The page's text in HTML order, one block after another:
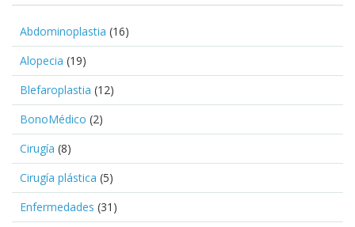
Abdominoplastia (16)
Alopecia (19)
Blefaroplastia (12)
BonoMédico (2)
Cirugía (8)
Cirugía plástica (5)
Enfermedades (31)